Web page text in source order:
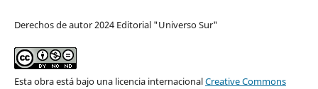
Derechos de autor 2024 Editorial "Universo Sur"
Esta obra está bajo una licencia internacionalCreative Commons